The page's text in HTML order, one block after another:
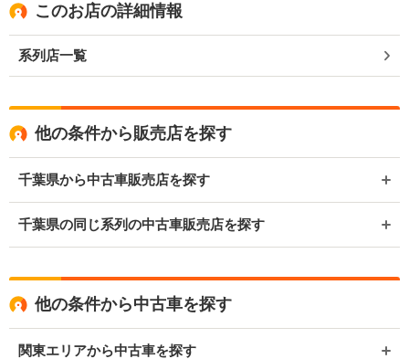
このお店の詳細情報
系列店一覧
他の条件から販売店を探す
千葉県から中古車販売店を探す
千葉県の同じ系列の中古車販売店を探す
他の条件から中古車を探す
関東エリアから中古車を探す